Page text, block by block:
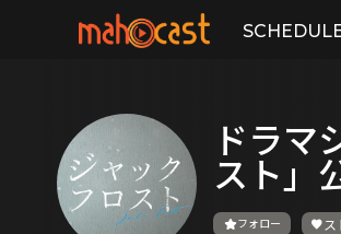
ドラマ
スト」
フォロー ス